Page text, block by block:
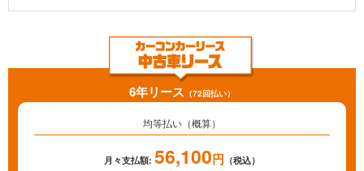
6年リース （72回払い）
均等払い（概算）
月々支払額: 56,100円 （税込）